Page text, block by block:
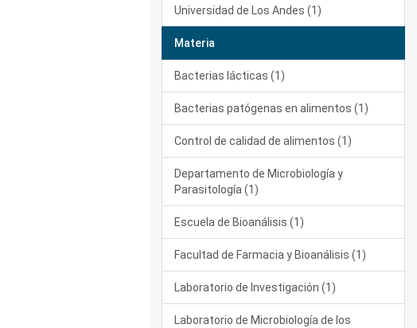
Universidad de Los Andes (1)
Materia
Bacterias lácticas (1)
Bacterias patógenas en alimentos (1)
Control de calidad de alimentos (1)
Departamento de Microbiología y
Parasitología (1)
Escuela de Bioanálisis (1)
Facultad de Farmacia y Bioanálisis (1)
Laboratorio de Investigación (1)
Laboratorio de Microbiología de los